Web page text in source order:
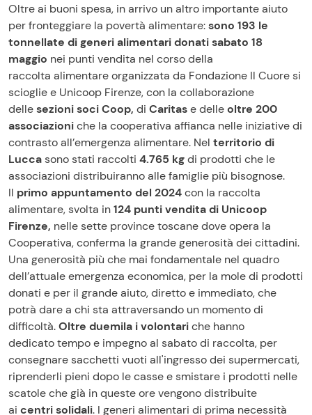
Oltre ai buoni spesa, in arrivo un altro importante aiuto
per fronteggiare la povertà alimentare:sono 193 le
tonnellate di generi alimentari donati sabato 18
maggio nei punti vendita nel corso della
raccolta alimentare organizzata da Fondazione Il Cuore si
scioglie e Unicoop Firenze, con la collaborazione
dellesezioni soci Coop, di Caritase delleoltre 200
associazioniche la cooperativa affianca nelle iniziative di
contrasto all’emergenza alimentare. Nel territorio di
Luccasono stati raccolti 4.765 kgdi prodotti che le
associazioni distribuiranno alle famiglie più bisognose.
Il primo appuntamento del 2024con la raccolta
alimentare, svolta in124 punti vendita di Unicoop
Firenze, nelle sette province toscane dove opera la
Cooperativa, conferma la grande generosità dei cittadini.
Una generosità più che mai fondamentale nel quadro
dell’attuale emergenza economica, per la mole di prodotti
donati e per il grande aiuto, diretto e immediato, che
potrà dare a chi sta attraversando un momento di
difficoltà.Oltre duemila i volontariche hanno
dedicato tempo e impegno al sabato di raccolta, per
consegnare sacchetti vuoti all'ingresso dei supermercati,
riprenderli pieni dopo le casse e smistare i prodotti nelle
scatole che già in queste ore vengono distribuite
ai centri solidali. I generi alimentari di prima necessità